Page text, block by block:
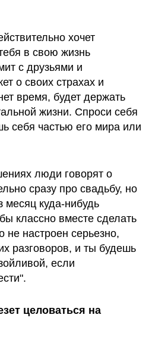
хочет
в свою жизнь
с друзьями и
о своих страхах и
время, будет держать
жизни. Спроси себя
себя частью его мира или
люди говорят о
сразу про свадьбу, но
месяц куда-нибудь
классно вместе сделать
не настроен серьезно,
разговоров, и ты будешь
если
целоваться на